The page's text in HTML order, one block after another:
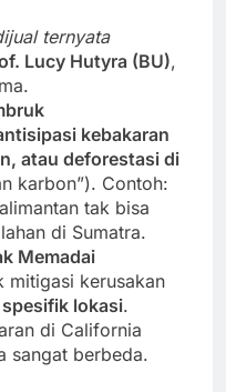
ternyata
Lucy Hutyra (BU),
kebakaran
atau deforestasi di
karbon”). Contoh:
tak bisa
di Sumatra.
Memadai
mitigasi kerusakan
lokasi.
di California
sangat berbeda.